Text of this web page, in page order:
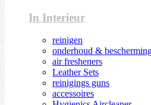
In Interieur
reinigen
onderhoud &
air fresheners
Leather Sets
reinigings guns
accessoires